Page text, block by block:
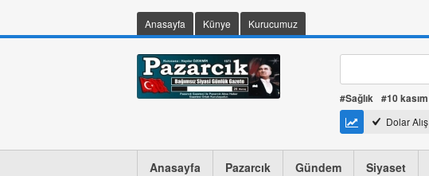
Anasayfa Künye Kurucumuz
#Sağlık #10 kasım
Dolar Alış
Anasayfa Pazarcık Gündem Siyaset